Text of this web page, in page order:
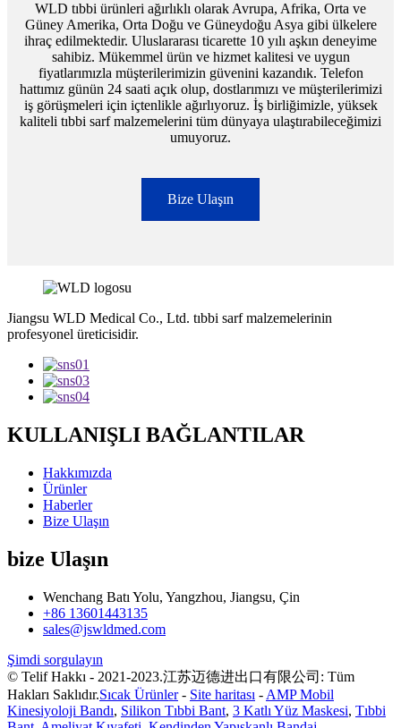
WLD tıbbi ürünleri ağırlıklı olarak Avrupa, Afrika, Orta ve
Güney Amerika, Orta Doğu ve Güneydoğu Asya gibi ülkelere
ihraç edilmektedir. Uluslararası ticarette 10 yılı aşkın deneyime
sahibiz. Mükemmel ürün ve hizmet kalitesi ve uygun
fiyatlarımızla müşterilerimizin güvenini kazandık. Telefon
hattımız günün 24 saati açık olup, dostlarımızı ve müşterilerimizi
iş görüşmeleri için içtenlikle ağırlıyoruz. İş birliğimizle, yüksek
kaliteli tıbbi sarf malzemelerini tüm dünyaya ulaştırabileceğimizi
umuyoruz.
Bize Ulaşın
Jiangsu WLD Medical Co., Ltd. tıbbi sarf malzemelerinin
profesyonel üreticisidir.
KULLANIŞLI BAĞLANTILAR
Hakkımızda
Ürünler
Haberler
Bize Ulaşın
bize Ulaşın
Wenchang Batı Yolu, Yangzhou, Jiangsu, Çin
+86 13601443135
sales@jswldmed.com
Şimdi sorgulayın
© Telif Hakkı - 2021-2023.江苏迈德进出口有限公司: Tüm
Hakları Saklıdır.Sıcak Ürünler- Site haritası - AMP Mobil
Kinesiyoloji Bandı, Silikon Tıbbi Bant, 3 Katlı Yüz Maskesi, Tıbbi